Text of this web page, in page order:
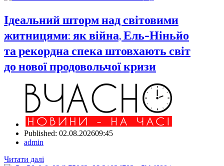
Ідеальний шторм над світовими
житницями: як війна, Ель-Ніньйо
та рекордна спека штовхають світ
до нової продовольчої кризи
Published: 02.08.202609:45
Author
admin
Читати далі